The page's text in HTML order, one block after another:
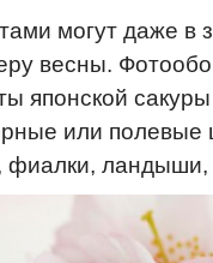
могут даже в
весны.
японской
или полевые
фиалки, ландыши,